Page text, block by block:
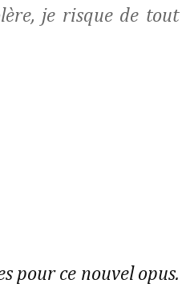
je risque de tout
pour ce nouvel opus.